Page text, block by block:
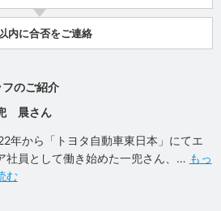
内に合否をご連絡
のご紹介
晨さん
年から「トヨタ自動車東日本」にてエ
社員として働き始めた一兜さん、
もっ
む